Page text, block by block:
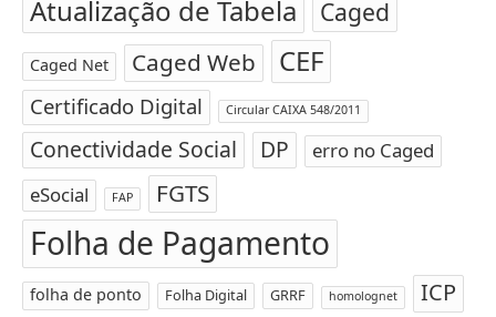
Atualização de Tabela Caged
Caged Net Caged Web CEF
Certificado Digital Circular CAIXA 548/2011
Conectividade Social DP
erro no Caged
eSocial
FAP FGTS
Folha de Pagamento
folha de ponto Folha Digital GRRF homolognet ICP